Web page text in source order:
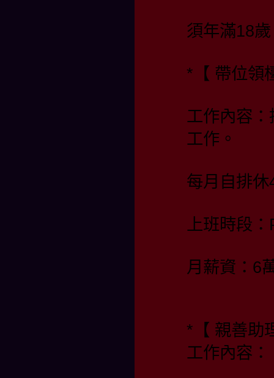
須年滿18歲
*【 帶位領
工作內容
工作。
每月自排休
上班時段
月薪資：6
*【 親善助
工作內容